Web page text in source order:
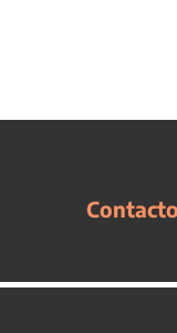
Contacto